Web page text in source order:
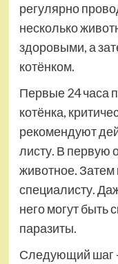
регулярно
несколько
здоровыми, а
котёнком.
Первые 24 часа
котёнка,
рекомендуют
листу. В первую
животное. Затем
специалисту.
него могут быть
паразиты.
Следующий шаг